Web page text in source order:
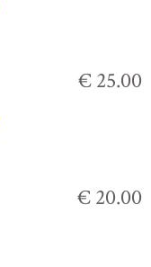
€ 25.00
€ 20.00